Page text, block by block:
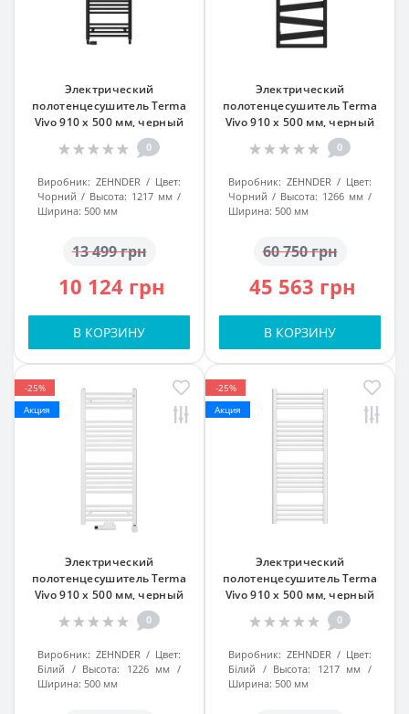
Электрический
полотенцесушитель Terma
Vivo 910 x 500 мм, черный
0
Виробник: ZEHNDER
Цвет:
Чорний
Высота: 1217 мм
Ширина: 500 мм
13 499 грн
10 124 грн
В КОРЗИНУ
Электрический
полотенцесушитель Terma
Vivo 910 x 500 мм, черный
0
Виробник: ZEHNDER
Цвет:
Чорний
Высота: 1266 мм
Ширина: 500 мм
60 750 грн
45 563 грн
В КОРЗИНУ
-25%
Акция
Электрический
полотенцесушитель Terma
Vivo 910 x 500 мм, черный
0
Виробник: ZEHNDER
Цвет:
Білий
Высота:
1226 мм
Ширина: 500 мм
-25%
Акция
Электрический
полотенцесушитель Terma
Vivo 910 x 500 мм, черный
0
Виробник: ZEHNDER
Цвет:
Білий
Высота:
1217 мм
Ширина: 500 мм